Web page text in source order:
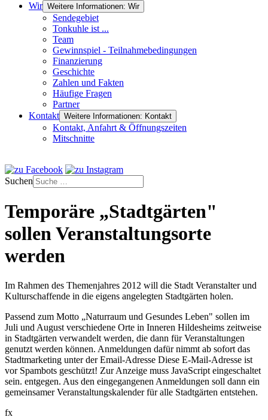
Wir Weitere Informationen: Wir
Sendegebiet
Tonkuhle ist ...
Team
Gewinnspiel - Teilnahmebedingungen
Finanzierung
Geschichte
Zahlen und Fakten
Häufige Fragen
Partner
Kontakt Weitere Informationen: Kontakt
Kontakt, Anfahrt & Öffnungszeiten
Mitschnitte
Suchen
Temporäre „Stadtgärten"
sollen Veranstaltungsorte
werden
Im Rahmen des Themenjahres 2012 will die Stadt Veranstalter und
Kulturschaffende in die eigens angelegten Stadtgärten holen.
Passend zum Motto „Naturraum und Gesundes Leben" sollen im
Juli und August verschiedene Orte in Inneren Hildesheims zeitweise
in Stadtgärten verwandelt werden, die dann für Veranstaltungen
genutzt werden können. Anmeldungen dafür nimmt ab sofort das
Stadtmarketing unter der Email-Adresse Diese E-Mail-Adresse ist
vor Spambots geschützt! Zur Anzeige muss JavaScript eingeschaltet
sein. entgegen. Aus den eingegangenen Anmeldungen soll dann ein
gemeinsamer Veranstaltungskalender für alle Stadtgärten entstehen.
fx